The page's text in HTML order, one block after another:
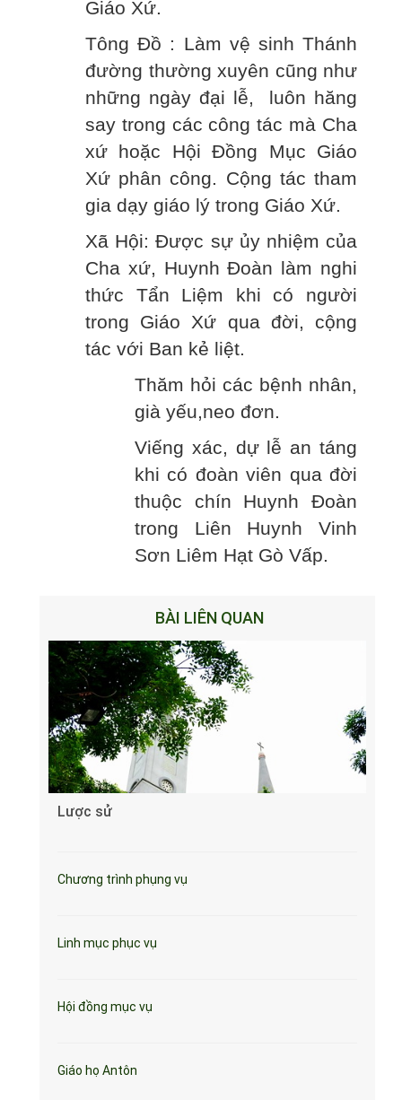
Giáo Xứ.
Tông Đồ : Làm vệ sinh Thánh
đường thường xuyên cũng như
những ngày đại lễ, luôn hăng
say trong các công tác mà Cha
xứ hoặc Hội Đồng Mục Giáo
Xứ phân công. Cộng tác tham
gia dạy giáo lý trong Giáo Xứ.
Xã Hội: Được sự ủy nhiệm của
Cha xứ, Huynh Đoàn làm nghi
thức Tẩn Liệm khi có người
trong Giáo Xứ qua đời, cộng
tác với Ban kẻ liệt.
Thăm hỏi các bệnh nhân,
già yếu,neo đơn.
Viếng xác, dự lễ an táng
khi có đoàn viên qua đời
thuộc chín Huynh Đoàn
trong Liên Huynh Vinh
Sơn Liêm Hạt Gò Vấp.
BÀI LIÊN QUAN
Lược sử
Chương trình phụng vụ
Linh mục phục vụ
Hội đồng mục vụ
Giáo họ Antôn